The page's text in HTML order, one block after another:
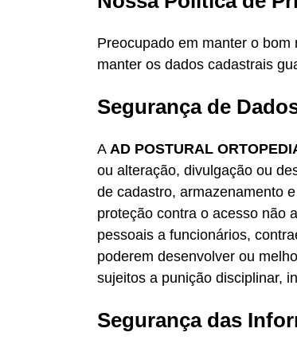
Preocupado em manter o
manter os dados cadastrais
Segurança de
A AD POSTURAL
ou alteração, divulgação ou
de cadastro, armazenamento
proteção contra o acesso não
pessoais a funcionários,
poderem desenvolver ou
sujeitos a punição disciplinar,
Segurança das